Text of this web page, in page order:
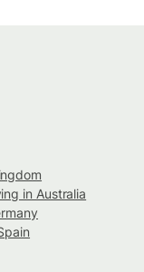
in Australia